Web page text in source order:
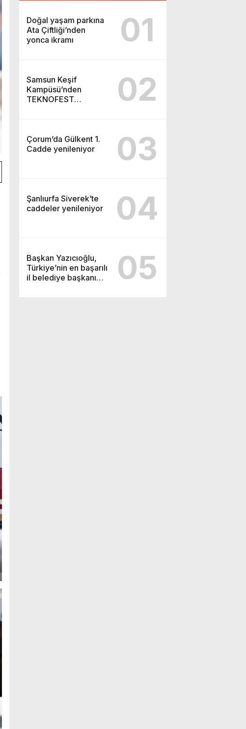
Doğal yaşam parkına
Ata Çiftliği’nden
yonca ikramı
01
Samsun Keşif
Kampüsü’nden
TEKNOFEST
02
Çorum’da Gülkent 1.
Cadde yenileniyor
03
Şanlıurfa Siverek’te
caddeler yenileniyor
04
Başkan Yazıcıoğlu,
Türkiye’nin en başarılı
il belediye başkanı
05